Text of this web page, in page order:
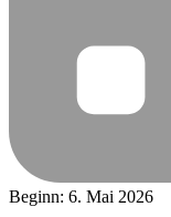
Beginn: 6. Mai 2026